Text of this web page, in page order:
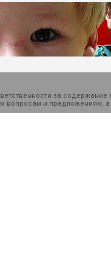
за
вопросам и предложениям,